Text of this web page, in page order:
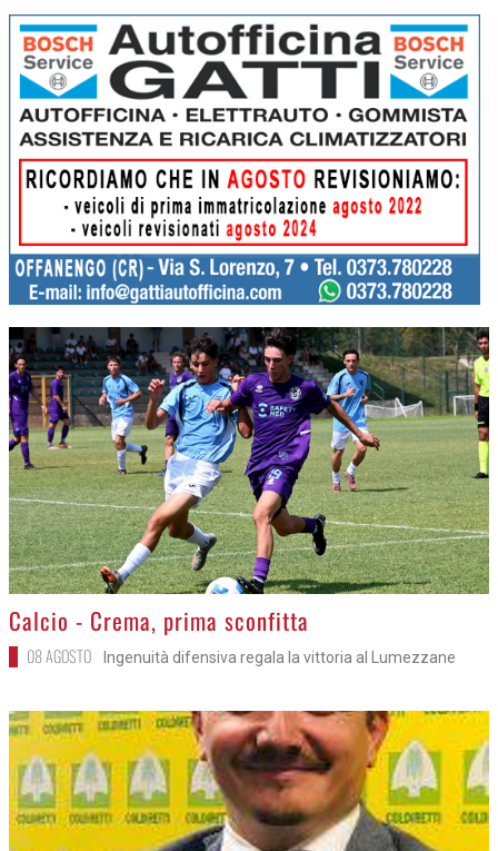
>
Calcio - Crema, prima sconfitta
08 AGOSTO Ingenuità difensiva regala la vittoria al Lumezzane